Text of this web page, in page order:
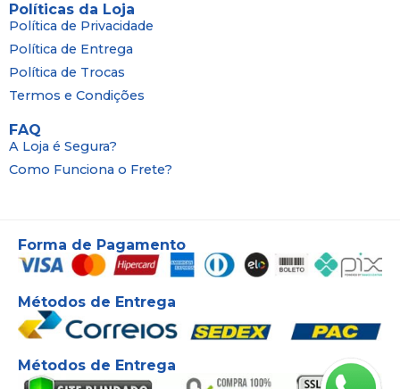
Políticas da Loja
Política de Privacidade
Política de Entrega
Política de Trocas
Termos e Condições
FAQ
A Loja é Segura?
Como Funciona o Frete?
Forma de Pagamento
Métodos de Entrega
Métodos de Entrega